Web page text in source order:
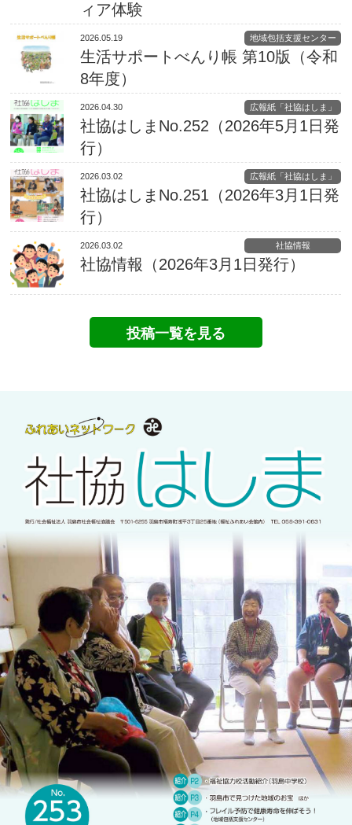
ィア体験
2026.05.19 地域包括支援センター
生活サポートべんり帳 第10版（令和
8年度）
2026.04.30 広報紙「社協はしま」
社協はしまNo.252（2026年5月1日発
行）
2026.03.02 広報紙「社協はしま」
社協はしまNo.251（2026年3月1日発
行）
2026.03.02 社協情報
社協情報（2026年3月1日発行）
投稿一覧を見る